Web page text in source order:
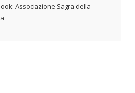
Associazione Sagra della